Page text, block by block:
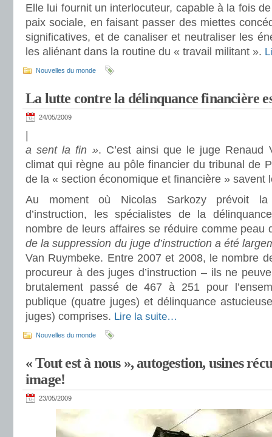
Elle lui fournit un interlocuteur, capable à la fois
paix sociale, en faisant passer des miettes
significatives, et de canaliser et neutraliser les
les aliénant dans la routine du « travail militant ».
Nouvelles du monde
La lutte contre la délinquance financière
24/05/2009
a sent la fin ». C’est ainsi que le juge Renaud
climat qui règne au pôle financier du tribunal de
de la « section économique et financière » savent
Au moment où Nicolas Sarkozy prévoit
d’instruction, les spécialistes de la
nombre de leurs affaires se réduire comme peau
de la suppression du juge d’instruction a été
Van Ruymbeke. Entre 2007 et 2008, le nombre
procureur à des juges d’instruction – ils ne
brutalement passé de 467 à 251 pour
publique (quatre juges) et délinquance
juges) comprises. Lire la suite…
Nouvelles du monde
« Tout est à nous », autogestion, usines
image!
23/05/2009